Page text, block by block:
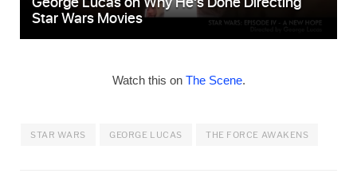
Watch this on The Scene.
STAR WARS GEORGE LUCAS THE FORCE AWAKENS